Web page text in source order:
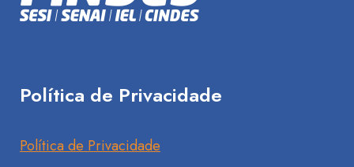
Política de Privacidade
Política de Privacidade